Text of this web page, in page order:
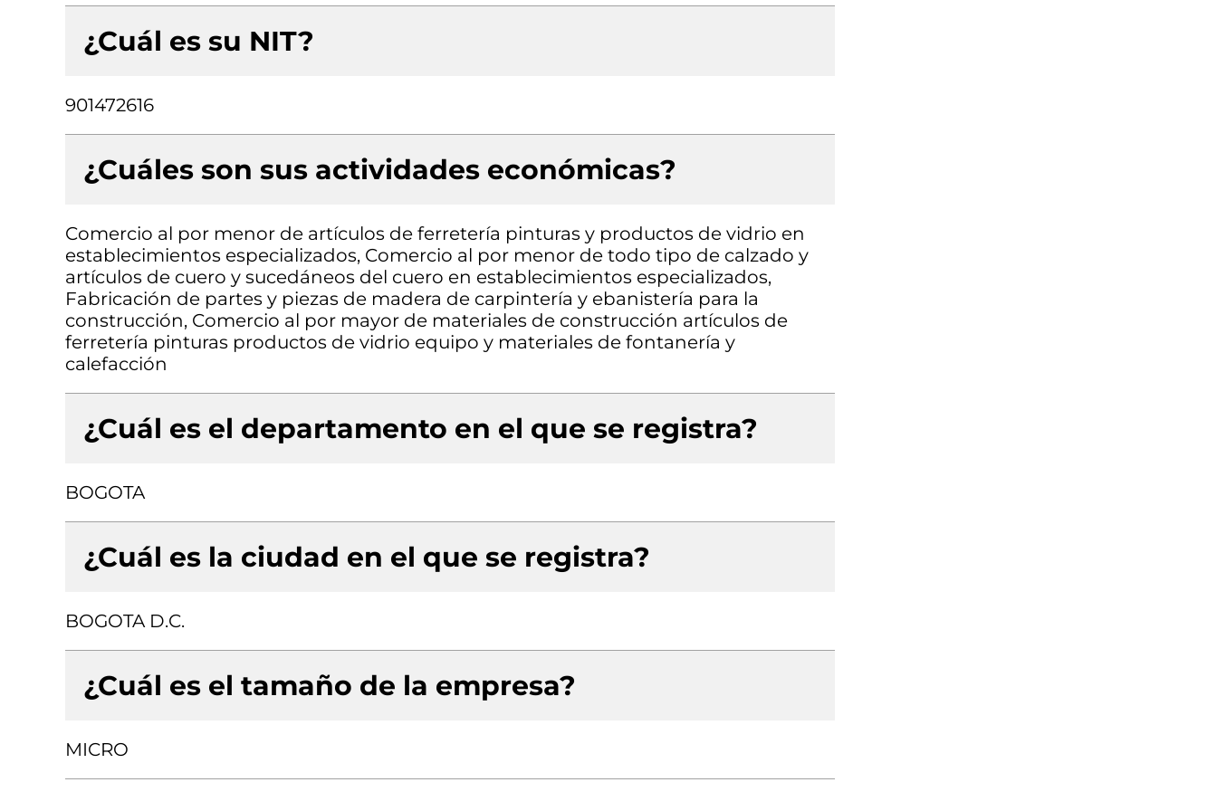
¿Cuál es su NIT?
901472616
¿Cuáles son sus actividades económicas?
Comercio al por menor de artículos de ferretería pinturas y productos de vidrio en
establecimientos especializados, Comercio al por menor de todo tipo de calzado y
artículos de cuero y sucedáneos del cuero en establecimientos especializados,
Fabricación de partes y piezas de madera de carpintería y ebanistería para la
construcción, Comercio al por mayor de materiales de construcción artículos de
ferretería pinturas productos de vidrio equipo y materiales de fontanería y
calefacción
¿Cuál es el departamento en el que se registra?
BOGOTA
¿Cuál es la ciudad en el que se registra?
BOGOTA D.C.
¿Cuál es el tamaño de la empresa?
MICRO